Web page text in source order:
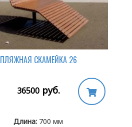
ПЛЯЖНАЯ СКАМЕЙКА 26
36500руб.
Длина: 700 мм